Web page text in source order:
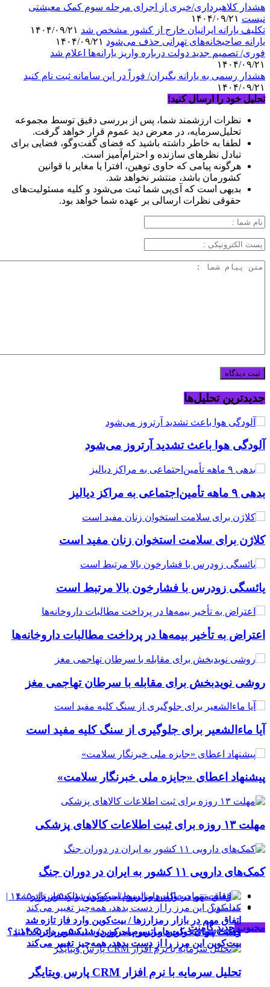
هشدار کلاهبرداری/خبری از اجرای مرحله سوم کمک معیشتی
نیست
تکلیف یارانه ایرانیان خارج از کشور مشخص شد
یارانه صاحبخانه‌های تهرانی حذف می‌شود
فوری/ تصمیم جدید دولت درباره واریز یارانه‌ها اعلام شد
۱۴۰۴/۰۹/۲۱
هشدار رسمی به یارانه بگیران/ فوراً در این سامانه ثبت نام کنید
۱۴۰۴/۰۹/۲۱
تحلیل خود را ارسال کنید!
نظرات ارزشمند شما، پس از بررسی دقیق توسط مجموعه
تحلیل‌سرمایه، در معرض دید عموم قرار خواهد گرفت.
لطفا به خاطر داشته باشید که فضای گفت‌وگو، فضایی برای
تبادل نظرهای سازنده و احترام‌آمیز است.
هرگونه پیامی که حاوی توهین، افترا یا مغایر با قوانین
کشورمان باشد، منتشر نخواهد شد.
بدیهی است که آی‌پی شما ثبت می‌شود و کلیه مسئولیت‌های
حقوقی نظرات ارسالی بر عهده شما خواهد بود.
جدیدترین تحلیل‌ها
آلودگی هوا باعث تشدید آرتروز می‌شود
بدهی ۹ ماهه تأمین‌اجتماعی به مراکز دیالیز
کلاژن برای سلامت استخوان زنان مفید است
یائسگی زودرس با فشارخون بالا مرتبط است
اعتراض به تأخیر بیمه‌ها در پرداخت مطالبات داروخانه‌ها
روشی نویدبخش برای مقابله با سرطان تهاجمی مغز
آیا ماءالشعیر برای جلوگیری از سنگ کلیه مفید است
پیشنهاد اعطای «جایزه ملی خبرنگار سلامت»
مهلت ۱۳ روزه برای ثبت اطلاعات کالاهای پزشکی
کمک‌های دارویی ۱۱ کشور به ایران در دوران جنگ
قیمت تتر، بیت‌کوین و اتریوم امروز دوشنبه ۵ مرداد ۱۴۰۵ |
بیت‌کوین این مرز را از دست بدهد، همه‌چیز تغییر می‌کند
رقابت پنهان دولت‌ها بر سر بیت‌کوین/ ۱۰ کشور برتر کدامند؟
اتفاق مهم در بازار رمزارزها / بیت‌کوین وارد فاز تازه شد
محبوبجدیدکامنت
تحلیل سرمایه با نرم افزار CRM پارس ویتایگر